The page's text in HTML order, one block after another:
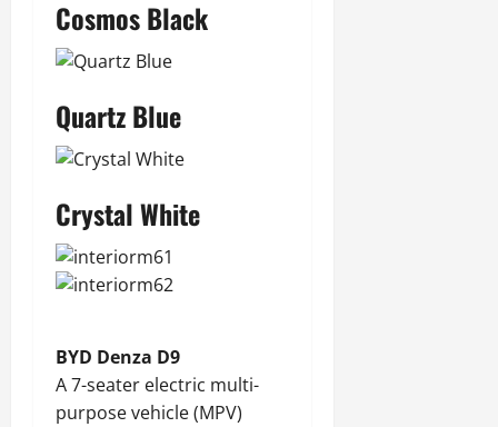
Cosmos Black
Quartz Blue
Crystal White
BYD Denza D9
A 7-seater electric multi-
purpose vehicle (MPV)